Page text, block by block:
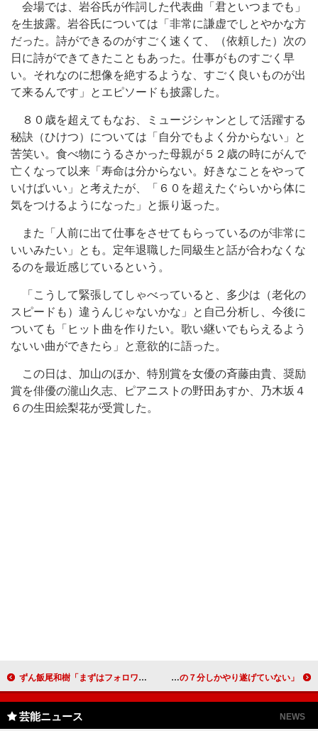
会場では、岩谷氏が作詞した代表曲「君といつまでも」
を生披露。岩谷氏については「非常に謙虚でしとやかな方
だった。詩ができるのがすごく速くて、（依頼した）次の
日に詩ができてきたこともあった。仕事がものすごく早
い。それなのに想像を絶するような、すごく良いものが出
て来るんです」とエピソードも披露した。
８０歳を超えてもなお、ミュージシャンとして活躍する
秘訣（ひけつ）については「自分でもよく分からない」と
苦笑い。食べ物にうるさかった母親が５２歳の時にがんで
亡くなって以来「寿命は分からない。好きなことをやって
いけばいい」と考えたが、「６０を超えたぐらいから体に
気をつけるようになった」と振り返った。
また「人前に出て仕事をさせてもらっているのが非常に
いいみたい」とも。定年退職した同級生と話が合わなくな
るのを最近感じているという。
「こうして緊張してしゃべっていると、多少は（老化の
スピードも）違うんじゃないかな」と自己分析し、今後に
ついても「ヒット曲を作りたい。歌い継いでもらえるよう
ないい曲ができたら」と意欲的に語った。
この日は、加山のほか、特別賞を女優の斉藤由貴、奨励
賞を俳優の瀧山久志、ピアニストの野田あすか、乃木坂４
６の生田絵梨花が受賞した。
ずん飯尾和樹「まずはフォロワー１万人」 カンニング竹山「炎上している方が世の中は喜ぶ」 ビートたけし、さらなる進化を目指す 「まだ理想の７分しかやり遂げていない」
芸能ニュース NEWS